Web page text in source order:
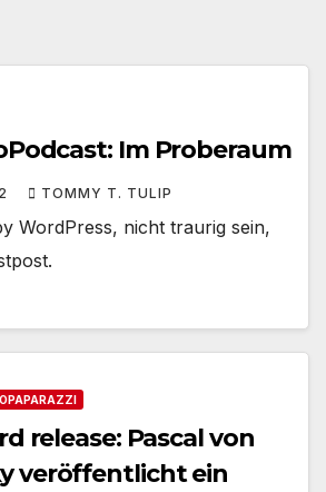
Im Proberaum
TOMMY T. TULIP
WordPress, nicht traurig sein,
release: Pascal von
veröffentlicht ein